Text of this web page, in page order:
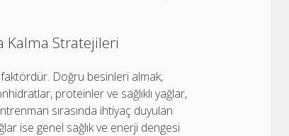
Kalma Stratejileri
Doğru besinleri almak,
proteinler ve sağlıklı yağlar,
sırasında ihtiyaç duyulan
ise genel sağlık ve enerji dengesi